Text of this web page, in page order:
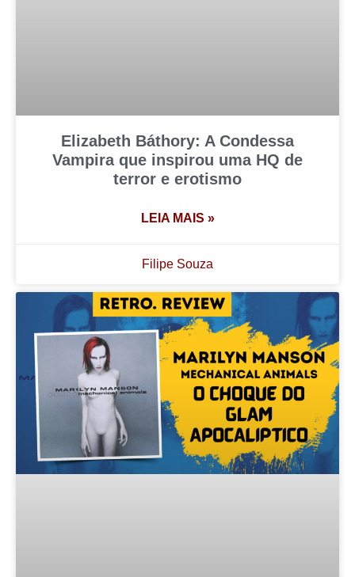
Elizabeth Báthory: A Condessa
Vampira que inspirou uma HQ de
terror e erotismo
LEIA MAIS »
Filipe Souza